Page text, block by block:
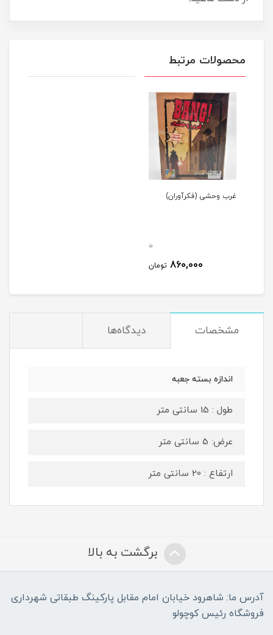
محصولات مرتبط
غرب وحشی (فکرآوران)
0
860,000 تومان
مشخصات دیدگاه‌ها
اندازه بسته جعبه
طول : 15 سانتی متر
عرض: 5 سانتی متر
ارتفاع : 20 سانتی متر
برگشت به بالا
آدرس ما: شاهرود خیابان امام مقابل پارکینگ طبقاتی شهرداری
فروشگاه رئیس کوچولو